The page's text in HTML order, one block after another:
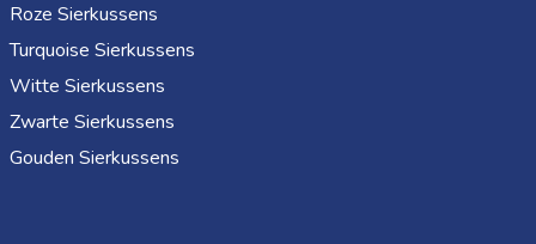
Roze Sierkussens
Turquoise Sierkussens
Witte Sierkussens
Zwarte Sierkussens
Gouden Sierkussens